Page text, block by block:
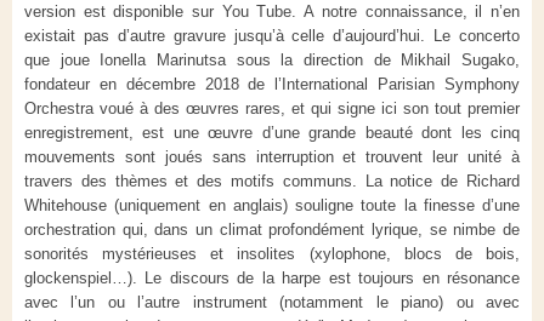
version est disponible sur You Tube. A notre connaissance, il n’en
existait pas d’autre gravure jusqu’à celle d’aujourd’hui. Le concerto
que joue Ionella Marinutsa sous la direction de Mikhail Sugako,
fondateur en décembre 2018 de l’International Parisian Symphony
Orchestra voué à des œuvres rares, et qui signe ici son tout premier
enregistrement, est une œuvre d’une grande beauté dont les cinq
mouvements sont joués sans interruption et trouvent leur unité à
travers des thèmes et des motifs communs. La notice de Richard
Whitehouse (uniquement en anglais) souligne toute la finesse d’une
orchestration qui, dans un climat profondément lyrique, se nimbe de
sonorités mystérieuses et insolites (xylophone, blocs de bois,
glockenspiel…). Le discours de la harpe est toujours en résonance
avec l’un ou l’autre instrument (notamment le piano) ou avec